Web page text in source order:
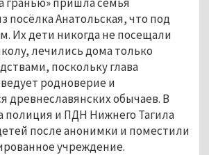
посёлка Анатольская, что под
Их дети никогда не посещали
лечились дома только
поскольку глава
родноверие и
древнеславянских обычаев. В
полиция и ПДН Нижнего Тагила
после анонимки и поместили
учреждение.